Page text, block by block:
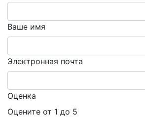
Ваше имя
Электронная почта
Оценка
Оцените от 1 до 5